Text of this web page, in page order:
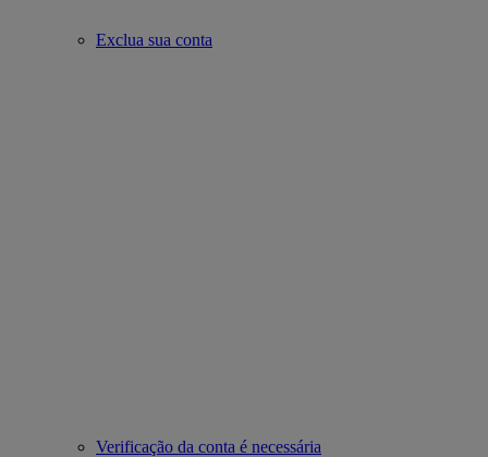
Exclua sua conta
Verificação da conta é necessária